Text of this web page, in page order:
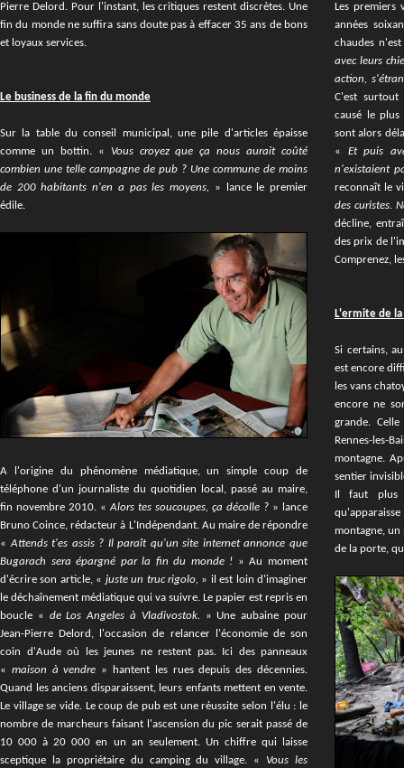
Pierre Delord. Pour l'instant, les critiques restent discrètes. Une
fin du monde ne suffira sans doute pas à effacer 35 ans de bons
et loyaux services.
Le business de la fin du monde
Sur la table du conseil municipal, une pile d'articles épaisse
comme un bottin. « Vous croyez que ça nous aurait coûté
combien une telle campagne de pub ? Une commune de moins
de 200 habitants n'en a pas les moyens, » lance le premier
édile.
A l'origine du phénomène médiatique, un simple coup de
téléphone d'un journaliste du quotidien local, passé au maire,
fin novembre 2010. « Alors tes soucoupes, ça décolle ? » lance
Bruno Coince, rédacteur à L'Indépendant. Au maire de répondre
« Attends t'es assis ? Il paraît qu'un site internet annonce que
Bugarach sera épargné par la fin du monde ! » Au moment
d'écrire son article, « juste un truc rigolo, » il est loin d'imaginer
le déchaînement médiatique qui va suivre. Le papier est repris en
boucle « de Los Angeles à Vladivostok.
» Une aubaine pour
Jean-Pierre Delord, l'occasion de relancer l'économie de son
coin d'Aude où les jeunes ne restent pas. Ici des panneaux
« maison à vendre » hantent les rues depuis des décennies.
Quand les anciens disparaissent, leurs enfants mettent en vente.
Le village se vide. Le coup de pub est une réussite selon l'élu : le
nombre de marcheurs faisant l'ascension du pic serait passé de
10 000 à 20 000 en un an seulement. Un chiffre qui laisse
sceptique la propriétaire du camping du village. « Vous les
Les premiers
années
chaudes
avec leurs
action,
C'est surtout
causé le plus
sont alors
« Et puis
n'existaient
reconnaît le
des curistes.
décline,
des prix de
Comprenez,
L'ermite de
Si certains,
est encore
les vans
encore ne
grande.
Rennes-les-
montagne.
sentier
Il faut plus
montagne, un
de la porte,